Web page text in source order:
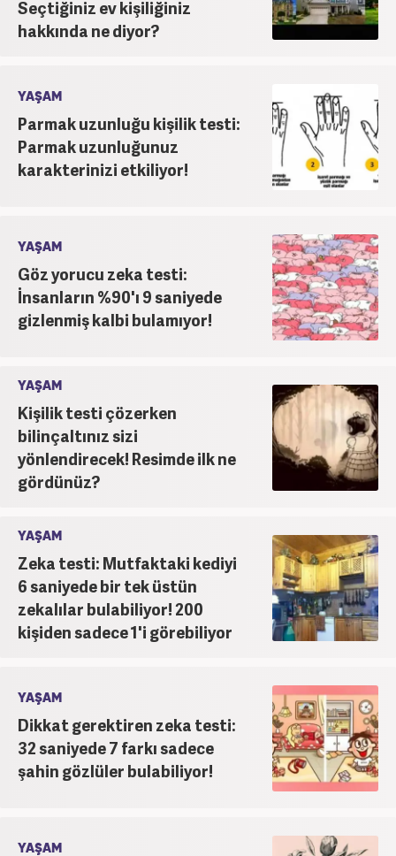
Seçtiğiniz ev kişiliğiniz
hakkında ne diyor?
YAŞAM
Parmak uzunluğu kişilik testi:
Parmak uzunluğunuz
karakterinizi etkiliyor!
YAŞAM
Göz yorucu zeka testi:
İnsanların %90'ı 9 saniyede
gizlenmiş kalbi bulamıyor!
YAŞAM
Kişilik testi çözerken
bilinçaltınız sizi
yönlendirecek! Resimde ilk ne
gördünüz?
YAŞAM
Zeka testi: Mutfaktaki kediyi
6 saniyede bir tek üstün
zekalılar bulabiliyor! 200
kişiden sadece 1'i görebiliyor
YAŞAM
Dikkat gerektiren zeka testi:
32 saniyede 7 farkı sadece
şahin gözlüler bulabiliyor!
YAŞAM